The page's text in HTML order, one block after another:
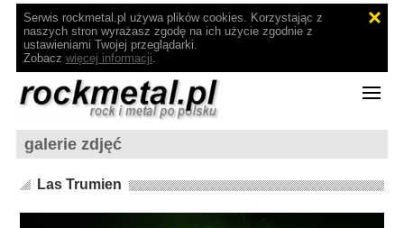
Serwis rockmetal.pl używa plików cookies. Korzystając z
naszych stron wyrażasz zgodę na ich użycie zgodnie z
ustawieniami Twojej przeglądarki.
Zobacz więcej informacji.
galerie zdjęć
Las Trumien